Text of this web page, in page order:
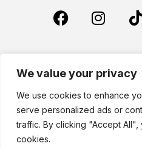
We value your privacy
We use cookies to enhance
serve personalized ads or
traffic. By clicking "Accept
cookies.
Designed &